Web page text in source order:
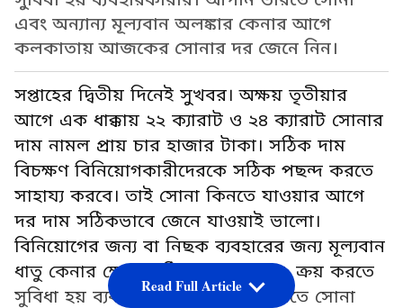
এবং অন্যান্য মূল্যবান অলঙ্কার কেনার আগে
কলকাতায় আজকের সোনার দর জেনে নিন।
সপ্তাহের দ্বিতীয় দিনেই সুখবর। অক্ষয় তৃতীয়ার
আগে এক ধাক্কায় ২২ ক্যারাট ও ২৪ ক্যারাট সোনার
দাম নামল প্রায় চার হাজার টাকা। সঠিক দাম
বিচক্ষণ বিনিয়োগকারীদেরকে সঠিক পছন্দ করতে
সাহায্য করবে। তাই সোনা কিনতে যাওয়ার আগে
দর দাম সঠিকভাবে জেনে যাওয়াই ভালো।
বিনিয়োগের জন্য বা নিছক ব্যবহারের জন্য মূল্যবান
ধাতু কেনার ক্ষেত্রে সঠিক দাম জানলে, ক্রয় করতে
সুবিধা হয় ব্যবহারকারীর। আপনি ভারতে সোনা
Read Full Article